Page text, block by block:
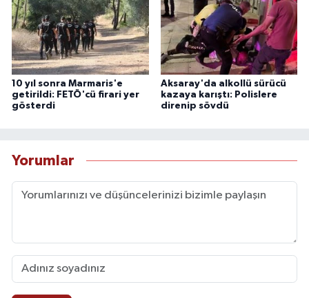
10 yıl sonra Marmaris'e
getirildi: FETÖ'cü firari yer
gösterdi
Aksaray'da alkollü sürücü
kazaya karıştı: Polislere
direnip sövdü
Yorumlar